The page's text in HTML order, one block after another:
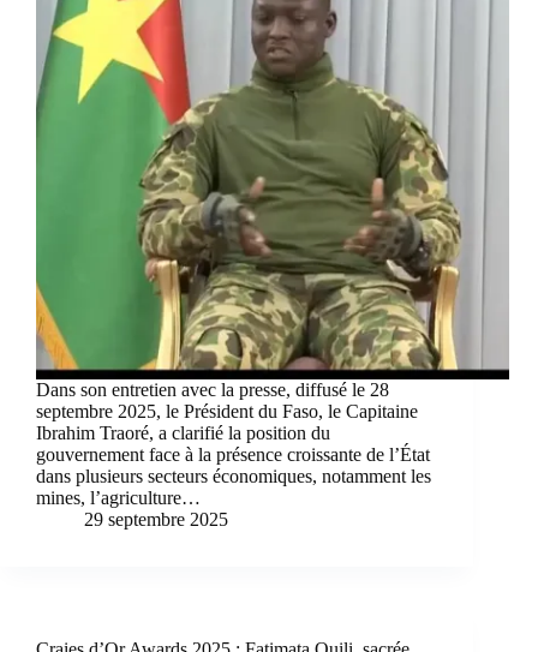
Dans son entretien avec la presse, diffusé le 28
septembre 2025, le Président du Faso, le Capitaine
Ibrahim Traoré, a clarifié la position du
gouvernement face à la présence croissante de l’État
dans plusieurs secteurs économiques, notamment les
mines, l’agriculture…
29 septembre 2025